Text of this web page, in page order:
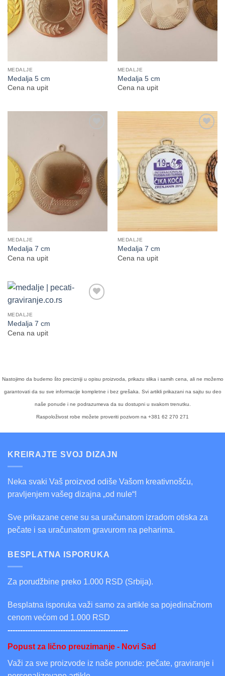
MEDALJE
Medalja 5 cm
Cena na upit
MEDALJE
Medalja 5 cm
Cena na upit
MEDALJE
Medalja 7 cm
Cena na upit
na
Listu
želja
MEDALJE
Medalja 7 cm
Cena na upit
MEDALJE
Medalja 7 cm
Cena na upit
Nastojimo da budemo što precizniji u opisu proizvoda, prikazu slika i samih cena, ali ne možemo
garantovati da su sve informacije kompletne i bez grešaka. Svi artikli prikazani na sajtu su deo
naše ponude i ne podrazumeva da su dostupni u svakom trenutku.
Raspoloživost robe možete proveriti pozivom na +381 62 270 271
KREIRAJTE SVOJ DIZAJN
Neka svaki Vaš proizvod odiše Vašom kreativnošću,
pravljenjem vašeg dizajna „od nule“!
Sve prikazane cene su sa uračunatom izradom otiska za
pečate i sa uračunatom gravurom na peharima.
BESPLATNA ISPORUKA
Za porudžbine preko 1.000 RSD (Srbija).
Besplatna isporuka važi samo za artikle sa pojedinačnom
cenom većom od 1.000 RSD
------------------------------------------------
Popust za lično preuzimanje - Novi Sad
Važi za sve proizvode iz naše ponude: pečate, graviranje i